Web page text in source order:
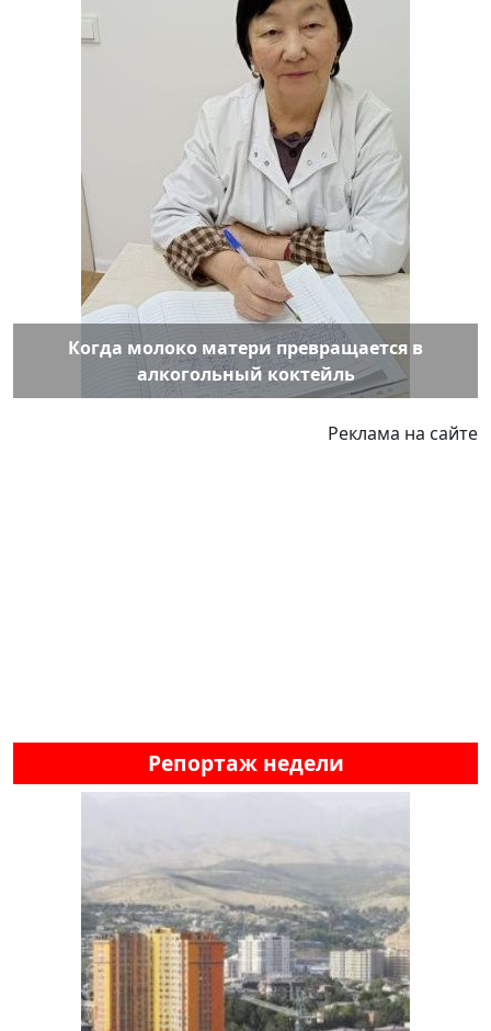
Когда молоко матери превращается в
алкогольный коктейль
Реклама на сайте
Репортаж недели